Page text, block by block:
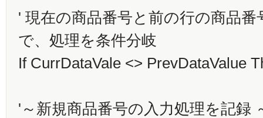
' 現在の商品番号と前の行の商品
で、処理を条件分岐
If CurrDataVale <> PrevDataValue
'～新規商品番号の入力処理を記録